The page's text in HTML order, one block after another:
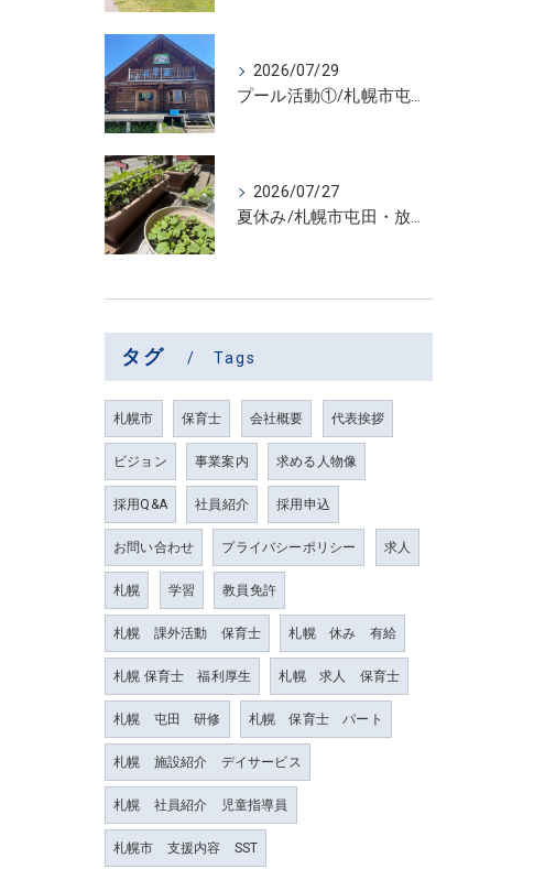
2026/07/29
プール活動①/札幌市屯田・放課後等デイサービス くるわーる
2026/07/27
夏休み/札幌市屯田・放課後等デイサービス くるわーる
タグ Tags
札幌市 保育士 会社概要 代表挨拶
ビジョン 事業案内 求める人物像
採用Q&A 社員紹介 採用申込
お問い合わせ プライバシーポリシー 求人
札幌 学習 教員免許
札幌 課外活動 保育士 札幌 休み 有給
札幌 保育士 福利厚生 札幌 求人 保育士
札幌 屯田 研修 札幌 保育士 パート
札幌 施設紹介 デイサービス
札幌 社員紹介 児童指導員
札幌市 支援内容 SST